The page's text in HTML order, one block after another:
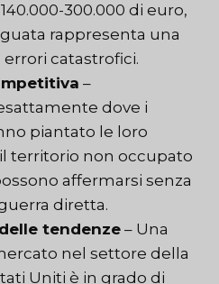
300.000 di euro,
rappresenta una
catastrofici.
–
dove i
piantato le loro
territorio non occupato
affermarsi senza
diretta.
tendenze – Una
nel settore della
Uniti è in grado di